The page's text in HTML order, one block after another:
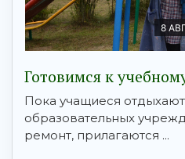
8
Готовимся к
Пока учащиеся отдыхают
образовательных
ремонт, прилагаются ...